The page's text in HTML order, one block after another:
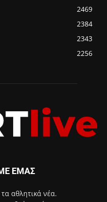
2469
2384
2343
2256
ΕΜΑΣ
τα αθλητικά νέα.